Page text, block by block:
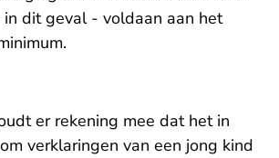
dit geval - voldaan aan het
er rekening mee dat het in
verklaringen van een jong kind